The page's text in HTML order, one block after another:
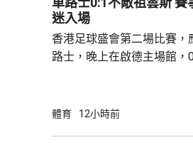
表示周四將舉行簽約儀式。
第四大球會，緊次於費倫巴
比錫達斯，上季取得聯賽季
迷入場
香港足球盛會第二場比賽，
路士，晚上在啟德主場館，
打破僵局，後備入替的錫高
體育 12小時前